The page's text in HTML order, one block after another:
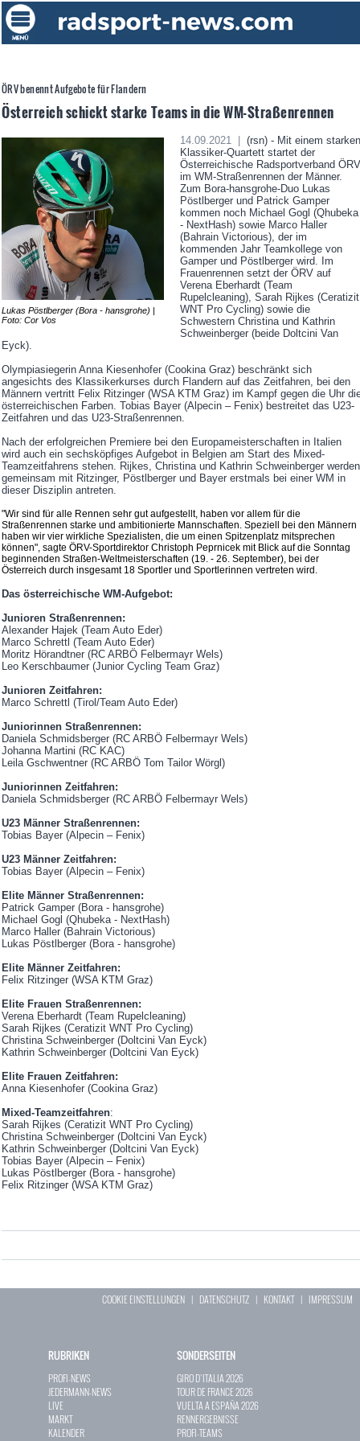
ÖRV benennt Aufgebote für Flandern
Österreich schickt starke Teams in die WM-Straßenrennen
Lukas Pöstlberger (Bora - hansgrohe) |
Foto: Cor Vos
14.09.2021 |
(rsn) - Mit einem starken
Klassiker-Quartett startet der
Österreichische Radsportverband ÖRV
im WM-Straßenrennen der Männer.
Zum Bora-hansgrohe-Duo Lukas
Pöstlberger und Patrick Gamper
kommen noch Michael Gogl (Qhubeka
- NextHash) sowie Marco Haller
(Bahrain Victorious), der im
kommenden Jahr Teamkollege von
Gamper und Pöstlberger wird. Im
Frauenrennen setzt der ÖRV auf
Verena Eberhardt (Team
Rupelcleaning), Sarah Rijkes (Ceratizit
WNT Pro Cycling) sowie die
Schwestern Christina und Kathrin
Schweinberger (beide Doltcini Van
Eyck).
Olympiasiegerin Anna Kiesenhofer (Cookina Graz) beschränkt sich
angesichts des Klassikerkurses durch Flandern auf das Zeitfahren, bei den
Männern vertritt Felix Ritzinger (WSA KTM Graz) im Kampf gegen die Uhr
österreichischen Farben. Tobias Bayer (Alpecin – Fenix) bestreitet das U23-
Zeitfahren und das U23-Straßenrennen.
Nach der erfolgreichen Premiere bei den Europameisterschaften in Italien
wird auch ein sechsköpfiges Aufgebot in Belgien am Start des Mixed-
Teamzeitfahrens stehen. Rijkes, Christina und Kathrin Schweinberger werden
gemeinsam mit Ritzinger, Pöstlberger und Bayer erstmals bei einer WM in
dieser Disziplin antreten.
"Wir sind für alle Rennen sehr gut aufgestellt, haben vor allem für die
Straßenrennen starke und ambitionierte Mannschaften. Speziell bei den Männern
haben wir vier wirkliche Spezialisten, die um einen Spitzenplatz mitsprechen
können", sagte ÖRV-Sportdirektor Christoph Peprnicek mit Blick auf die Sonntag
beginnenden Straßen-Weltmeisterschaften (19. - 26. September), bei der
Österreich durch insgesamt 18 Sportler und Sportlerinnen vertreten wird.
Das österreichische WM-Aufgebot:
Junioren Straßenrennen:
Alexander Hajek (Team Auto Eder)
Marco Schrettl (Team Auto Eder)
Moritz Hörandtner (RC ARBÖ Felbermayr Wels)
Leo Kerschbaumer (Junior Cycling Team Graz)
Junioren Zeitfahren:
Marco Schrettl (Tirol/Team Auto Eder)
Juniorinnen Straßenrennen:
Daniela Schmidsberger (RC ARBÖ Felbermayr Wels)
Johanna Martini (RC KAC)
Leila Gschwentner (RC ARBÖ Tom Tailor Wörgl)
Juniorinnen Zeitfahren:
Daniela Schmidsberger (RC ARBÖ Felbermayr Wels)
U23 Männer Straßenrennen:
Tobias Bayer (Alpecin – Fenix)
U23 Männer Zeitfahren:
Tobias Bayer (Alpecin – Fenix)
Elite Männer Straßenrennen:
Patrick Gamper (Bora - hansgrohe)
Michael Gogl (Qhubeka - NextHash)
Marco Haller (Bahrain Victorious)
Lukas Pöstlberger (Bora - hansgrohe)
Elite Männer Zeitfahren:
Felix Ritzinger (WSA KTM Graz)
Elite Frauen Straßenrennen:
Verena Eberhardt (Team Rupelcleaning)
Sarah Rijkes (Ceratizit WNT Pro Cycling)
Christina Schweinberger (Doltcini Van Eyck)
Kathrin Schweinberger (Doltcini Van Eyck)
Elite Frauen Zeitfahren:
Anna Kiesenhofer (Cookina Graz)
Mixed-Teamzeitfahren:
Sarah Rijkes (Ceratizit WNT Pro Cycling)
Christina Schweinberger (Doltcini Van Eyck)
Kathrin Schweinberger (Doltcini Van Eyck)
Tobias Bayer (Alpecin – Fenix)
Lukas Pöstlberger (Bora - hansgrohe)
Felix Ritzinger (WSA KTM Graz)
COOKIE EINSTELLUNGEN | DATENSCHUTZ | KONTAKT| IMPRESSUM
RUBRIKEN
PROFI-NEWS
JEDERMANN-NEWS
LIVE
MARKT
KALENDER
SONDERSEITEN
GIRO D`ITALIA 2026
TOUR DE FRANCE 2026
VUELTA A ESPAÑA 2026
RENNERGEBNISSE
PROFI-TEAMS